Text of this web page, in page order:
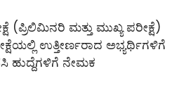
(ಪ್ರಿಲಿಮಿನರಿ ಮತ್ತು ಮುಖ್ಯ ಪರೀಕ್ಷೆ)
ಉತ್ತೀರ್ಣರಾದ ಅಭ್ಯರ್ಥಿಗಳಿಗೆ
ಹುದ್ದೆಗಳಿಗೆ ನೇಮಕ